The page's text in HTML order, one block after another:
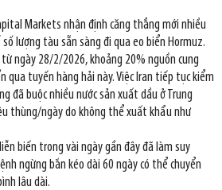
Markets nhận định căng thẳng mới nhiều
lượng tàu sẵn sàng đi qua eo biển Hormuz.
ngày 28/2/2026, khoảng 20% nguồn cung
qua tuyến hàng hải này. Việc Iran tiếp tục kiểm
đã buộc nhiều nước sản xuất dầu ở Trung
thùng/ngày do không thể xuất khẩu như
biến trong vài ngày gần đây đã làm suy
ngừng bắn kéo dài 60 ngày có thể chuyển
lâu dài.